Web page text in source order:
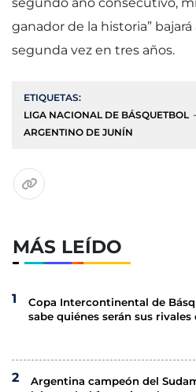
segundo año consecutivo,
ganador de la historia”
segunda vez en tres años.
ETIQUETAS:
LIGA NACIONAL DE BÁSQUETBOL
ARGENTINO DE JUNÍN
MÁS LEÍDO
Copa Intercontinental de
sabe quiénes serán sus rivales
Argentina campeón del